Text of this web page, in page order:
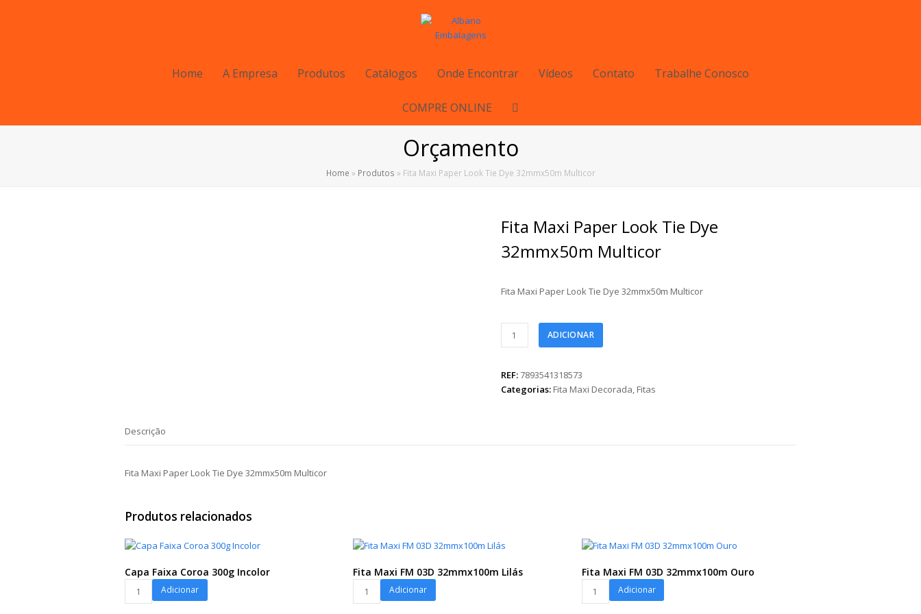
Home A Empresa Produtos Catálogos Onde Encontrar Vídeos Contato Trabalhe Conosco
COMPRE ONLINE
Orçamento
Home » Produtos » Fita Maxi Paper Look Tie Dye 32mmx50m Multicor
Fita Maxi Paper Look Tie Dye
32mmx50m Multicor
Fita Maxi Paper Look Tie Dye 32mmx50m Multicor
Look
Tie
ADICIONAR
REF:7893541318573
Categorias: Fita Maxi Decorada, Fitas
Descrição
Fita Maxi Paper Look Tie Dye 32mmx50m Multicor
Produtos relacionados
Capa Faixa Coroa 300g Incolor
Adicionar
Fita Maxi FM 03D 32mmx100m Lilás
Adicionar
Fita Maxi FM 03D 32mmx100m Ouro
Adicionar